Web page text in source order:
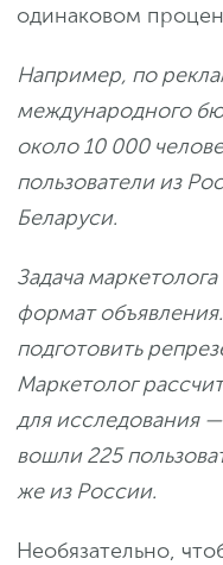
одинаковом
Например, по
международного
около 10 000
пользователи из
Беларуси.
Задача
формат
подготовить
Маркетолог
для исследования
вошли 225
же из России.
Необязательно,